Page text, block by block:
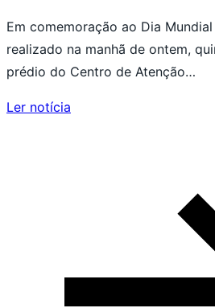
Em comemoração ao Dia
realizado na manhã de ontem,
prédio do Centro de Atenção…
Ler notícia